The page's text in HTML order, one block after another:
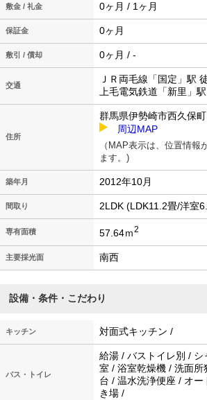
敷金 / 礼金 0ヶ月 / 1ヶ月
保証金 0ヶ月
敷引 / 償却 0ヶ月 / -
交通
ＪＲ両毛線「国定」駅
上毛電気鉄道「新里」
住所
群馬県伊勢崎市西久保
周辺MAP
（MAP表示は、位置情報
ます。)
築年月 2012年10月
間取り 2LDK (LDK11.2畳/洋室
専有面積 57.64ｍ2
主要採光面 南西
設備・条件・こだわり
キッチン 対面式キッチン /
バス・トイレ
給湯 / バストイレ別 / シ
室 / 浴室乾燥機 / 洗面
台 / 温水洗浄便座 / オ
き場 /